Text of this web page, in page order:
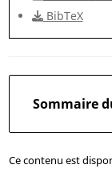
BibTeX
Sommaire
Ce contenu est